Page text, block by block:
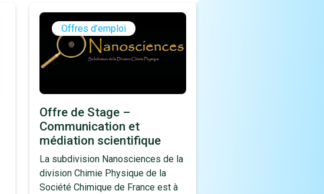
Offres d’emploi
Offre de Stage –
Communication et
médiation scientifique
La subdivision Nanosciences de la
division Chimie Physique de la
Société Chimique de France est à